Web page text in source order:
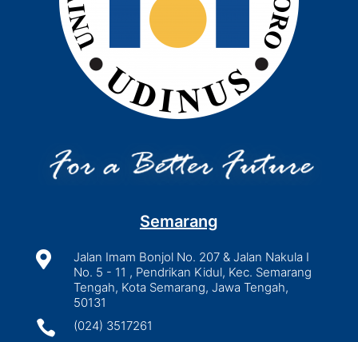
Semarang

Jalan Imam Bonjol No. 207 & Jalan Nakula I
No. 5 - 11 , Pendrikan Kidul, Kec. Semarang
Tengah, Kota Semarang, Jawa Tengah,
50131
 (024) 3517261